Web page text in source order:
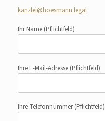
kanzlei@hoesmann.legal
Ihr Name (Pflichtfeld)
Ihre E-Mail-Adresse (Pflichtfeld)
Ihre Telefonnummer(Pflichtfeld)